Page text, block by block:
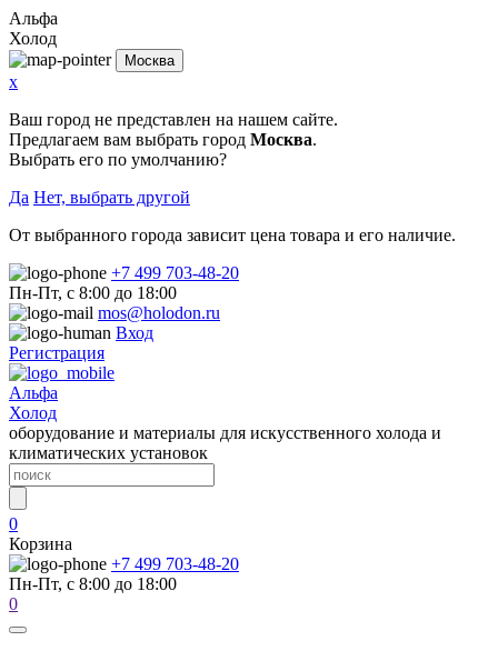
Альфа
Холод
Москва
x
Ваш город не представлен на нашем сайте.
Предлагаем вам выбрать город Москва.
Выбрать его по умолчанию?
Да Нет, выбрать другой
От выбранного города зависит цена товара и его наличие.
+7 499 703-48-20
Пн-Пт, с 8:00 до 18:00
mos@holodon.ru
Вход
Регистрация
Альфа
Холод
оборудование и материалы для искусственного холода и
климатических установок
0
Корзина
+7 499 703-48-20
Пн-Пт, с 8:00 до 18:00
0